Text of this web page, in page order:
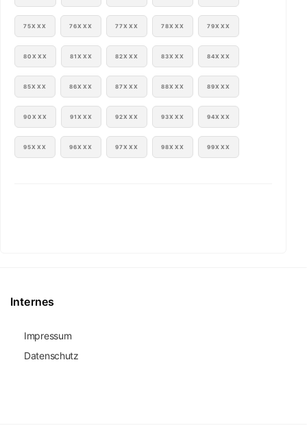
75XXX 76XXX 77XXX 78XXX 79XXX
80XXX 81XXX 82XXX 83XXX 84XXX
85XXX 86XXX 87XXX 88XXX 89XXX
90XXX 91XXX 92XXX 93XXX 94XXX
95XXX 96XXX 97XXX 98XXX 99XXX
Internes
Impressum
Datenschutz